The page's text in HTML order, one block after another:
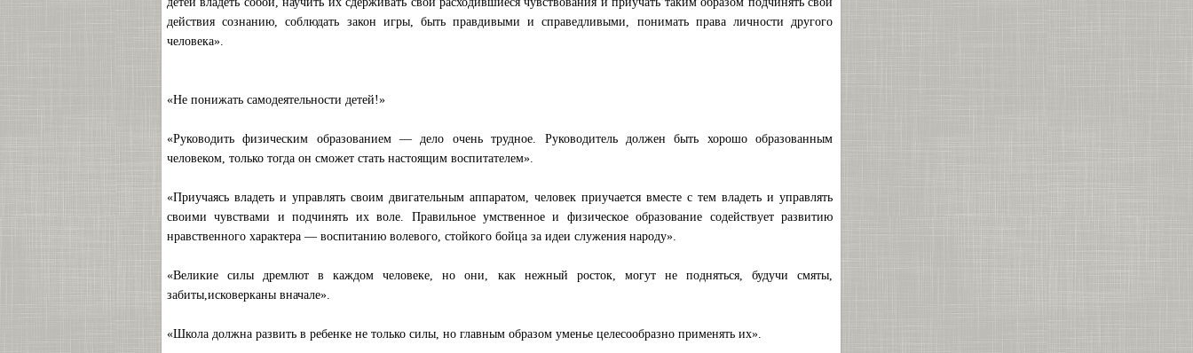
действия сознанию, соблюдать закон игры, быть правдивыми и справедливыми, понимать права личности другого
человека».
«Не понижать самодеятельности детей!»
«Руководить физическим образованием — дело очень трудное. Руководитель должен быть хорошо образованным
человеком, только тогда он сможет стать настоящим воспитателем».
«Приучаясь владеть и управлять своим двигательным аппаратом, человек приучается вместе с тем владеть и управлять
своими чувствами и подчинять их воле. Правильное умственное и физическое образование содействует развитию
нравственного характера — воспитанию волевого, стойкого бойца за идеи служения народу».
«Великие силы дремлют в каждом человеке, но они, как нежный росток, могут не подняться, будучи смяты,
забиты,исковерканы вначале».
«Школа должна развить в ребенке не только силы, но главным образом уменье целесообразно применять их».